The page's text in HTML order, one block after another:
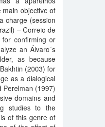
main objective of
charge (session
– Correio de
confirming or
an Álvaro´s
as because
(2003) for
as a dialogical
Perelman (1997)
domains and
studies to the
of this genre of